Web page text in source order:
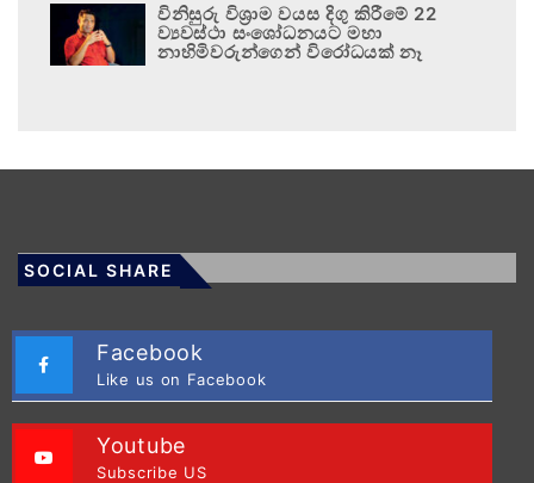
විනිසුරු විශ්‍රාම වයස දිගු කිරීමේ 22
ව්‍යවස්ථා සංශෝධනයට මහා
නාහිමිවරුන්ගෙන් විරෝධයක් නෑ
SOCIAL SHARE
Facebook
Like us on Facebook
Youtube
Subscribe US